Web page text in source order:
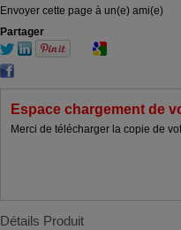
Envoyer cette page à un(e) ami(e)
Partager
Espace chargement de
Merci de télécharger la copie de
Détails Produit